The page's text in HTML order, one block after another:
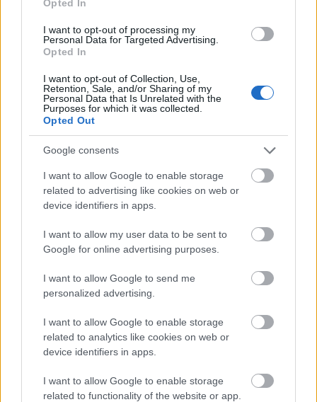
Opted In
I want to opt-out of processing my
Personal Data for Targeted Advertising.
Opted In
I want to opt-out of Collection, Use,
Retention, Sale, and/or Sharing of my
Personal Data that Is Unrelated with the
Purposes for which it was collected.
Opted Out
Google consents
I want to allow Google to enable storage
related to advertising like cookies on web or
device identifiers in apps.
I want to allow my user data to be sent to
Google for online advertising purposes.
I want to allow Google to send me
personalized advertising.
I want to allow Google to enable storage
related to analytics like cookies on web or
device identifiers in apps.
I want to allow Google to enable storage
related to functionality of the website or app.
Συνδέσου και κάνε το πρώτο σχόλιο...
BEST OFINTERNET